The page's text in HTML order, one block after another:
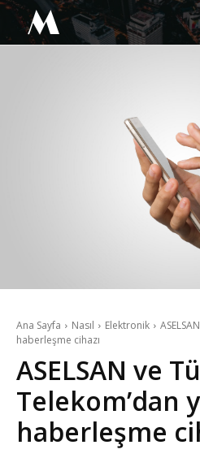
M
Ana Sayfa Nasıl Elektronik
haberleşme cihazı
ASELSAN ve
Telekom’dan
haberleşme